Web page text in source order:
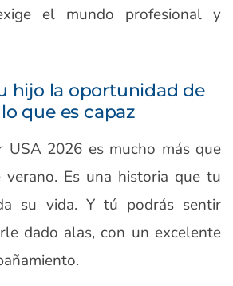
el mundo profesional y
hijo la oportunidad de
que es capaz
USA 2026 es mucho más que
verano. Es una historia que tu
su vida. Y tú podrás sentir
dado alas, con un excelente